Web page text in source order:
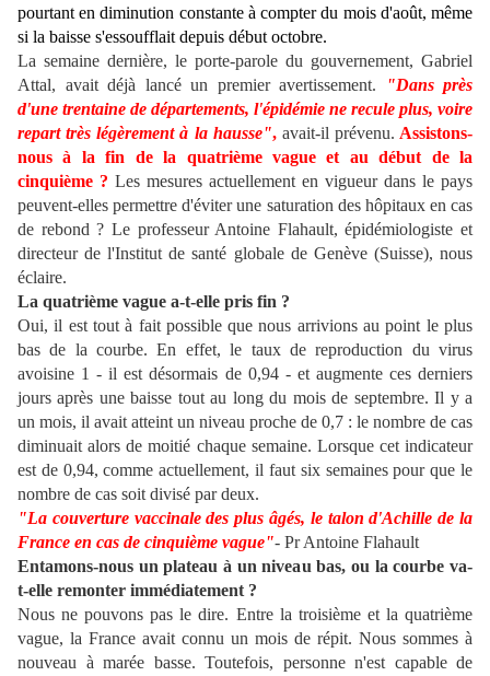
pourtant en diminution constante à compter du mois d'août, même
si la baisse s'essoufflait depuis début octobre.
La semaine dernière, le porte-parole du gouvernement, Gabriel
Attal, avait déjà lancé un premier avertissement.
"Dans près
d'une trentaine de départements, l'épidémie ne recule plus, voire
repart très légèrement à la hausse",avait-il prévenu. Assistons-
nous à la fin de la quatrième vague et au début de la
cinquième ? Les mesures actuellement en vigueur dans le pays
peuvent-elles permettre d'éviter une saturation des hôpitaux en cas
de rebond ? Le professeur Antoine Flahault, épidémiologiste et
directeur de l'Institut de santé globale de Genève (Suisse), nous
éclaire.
La quatrième vague a-t-elle pris fin ?
Oui, il est tout à fait possible que nous arrivions au point le plus
bas de la courbe. En effet, le taux de reproduction du virus
avoisine 1 - il est désormais de 0,94 - et augmente ces derniers
jours après une baisse tout au long du mois de septembre. Il y a
un mois, il avait atteint un niveau proche de 0,7 : le nombre de cas
diminuait alors de moitié chaque semaine. Lorsque cet indicateur
est de 0,94, comme actuellement, il faut six semaines pour que le
nombre de cas soit divisé par deux.
"La couverture vaccinale des plus âgés, le talon d'Achille de la
France en cas de cinquième vague"- Pr Antoine Flahault
Entamons-nous un plateau à un niveau bas, ou la courbe va-
t-elle remonter immédiatement ?
Nous ne pouvons pas le dire. Entre la troisième et la quatrième
vague, la France avait connu un mois de répit. Nous sommes à
nouveau à marée basse. Toutefois, personne n'est capable de